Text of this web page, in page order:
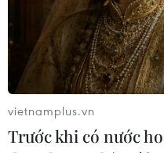
TIN CÙNG
vietnamplus.vn
Trước khi có nước